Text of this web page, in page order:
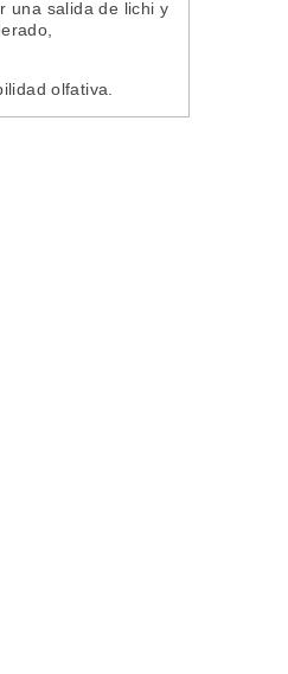
una salida de lichi y
olfativa.